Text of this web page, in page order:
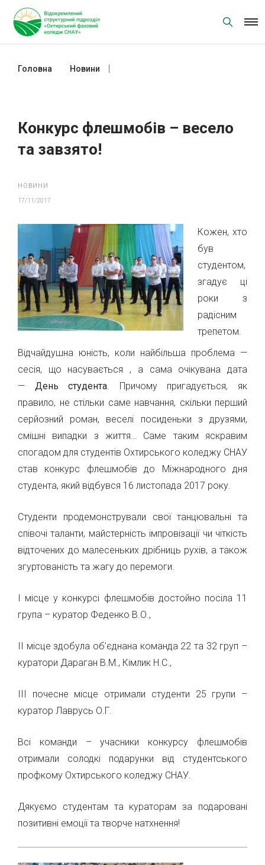
content
Головна Новини
Конкурс флешмобів – весело
та завзято!
НОВИНИ
17/11/2017
Кожен, хто
був
студентом,
згадує ці
роки з
радісним
трепетом.
Відчайдушна юність, коли найбільша проблема —
сесія, що насувається , а сама очікувана дата
— День студента. Причому пригадується, як
правило, не стільки саме навчання, скільки перший
серйозний роман, веселі посиденьки з друзями,
смішні випадки з життя… Саме таким яскравим
спогадом для студентів Охтирського коледжу СНАУ
став конкурс флешмобів до Міжнародного дня
студента, який відбувся 16 листопада 2017 року.
Студенти продемонстрували свої танцювальні та
співочі таланти, майстерність імпровізації чи чіткість
відточених до малесеньких дрібниць рухів, а також
згуртованість та жагу до перемоги.
І місце у конкурсі флешмобів достойно посіла 11
група – куратор Феденко В.О.,
ІІ місце здобула об’єднана команда 22 та 32 груп –
куратори Дараган В.М., Кімлик Н.С.,
ІІІ почесне місце отримали студенти 25 групи –
куратор Лаврусь О.Г.
Всі команди – учасники конкурсу флешмобів
отримали солодкі подарунки від студентського
профкому Охтирського коледжу СНАУ.
Дякуємо студентам та кураторам за подаровані
позитивні емоції та творче натхнення!